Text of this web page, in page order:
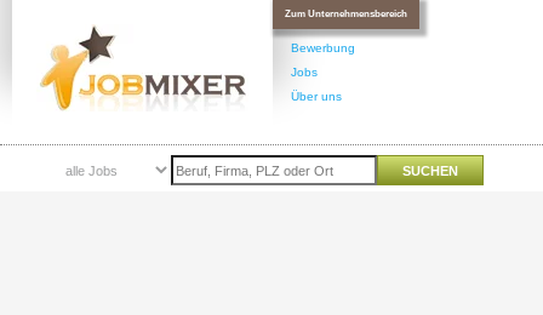
Zum Unternehmensbereich
Bewerbung
Jobs
Über uns